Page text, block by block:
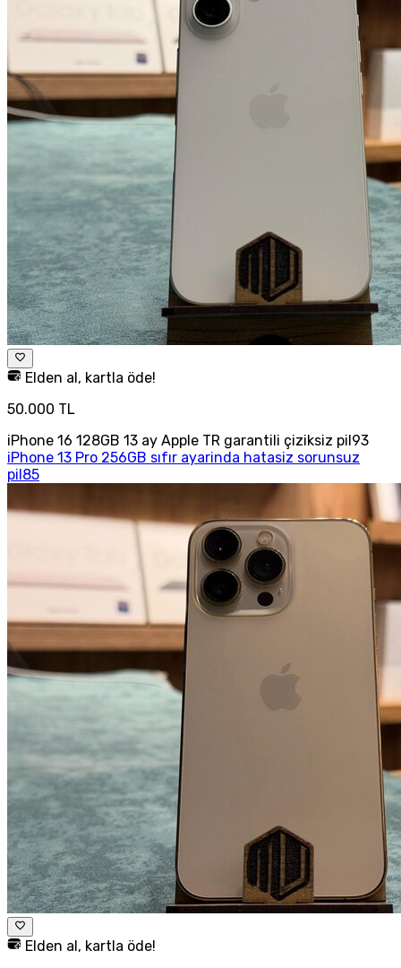
Elden al, kartla öde!
50.000 TL
iPhone 16 128GB 13 ay Apple TR garantili çiziksiz pil93
iPhone 13 Pro 256GB sıfır ayarinda hatasiz sorunsuz
pil85
Elden al, kartla öde!